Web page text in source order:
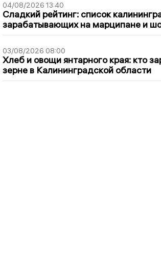
04/08/2026 13:40
Сладкий рейтинг: список
зарабатывающих на марципане и
03/08/2026 08:00
Хлеб и овощи янтарного края: кто
зерне в Калининградской области